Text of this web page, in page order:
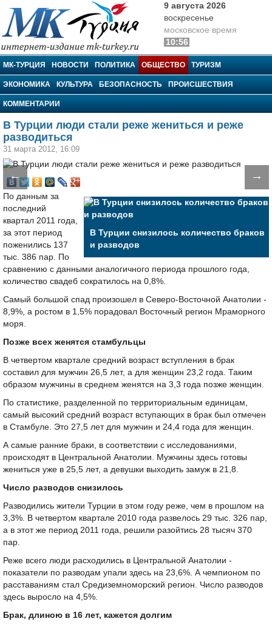
МК-Турция
9 августа 2026
воскресенье
московское время
10:56
МК-ТУРЦИЯ НОВОСТИ ПОЛИТИКА ОБЩЕСТВО ТУРИЗМ
ЭКОНОМИКА КУЛЬТУРА БЕЗОПАСНОСТЬ ПРОИСШЕСТВИЯ
КОММЕНТАРИИ
В Турции люди стали реже жениться и реже
разводиться
31 марта 2012, 16:09
← →
В Турции снизилось количество браков
и разводов
По данным за
последний
квартал 2011 года,
за этот период
поженились 137
тыс. 386 пар. По
сравнению с данными аналогичного периода прошлого года,
количество свадеб сократилось на 0,8%.
Самый большой спад произошел в Северо-Восточной Анатолии -
8,9%, а ростом в 1,5% порадовал Восточный регион Мраморного
моря.
Позже всех женятся стамбульцы
В четвертом квартале средний возраст вступления в брак
составил для мужчин 26,5 лет, а для женщин 23,2 года. Таким
образом мужчины в среднем женятся на 3,3 года позже женщин.
По статистике, разделенной по территориальным единицам,
самый высокий средний возраст вступающих в брак был отмечен
в Стамбуле. Это 27,5 лет для мужчин и 24,4 года для женщин.
А самые ранние браки, в соответствии с исследованиями,
происходят в Центральной Анатолии. Мужчины здесь готовы
жениться уже в 25,5 лет, а девушки выходить замуж в 21,8.
Число разводов снизилось
Разводились жители Турции в этом году реже, чем в прошлом на
3,3%. В четвертом квартале 2010 года развелось 29 тыс. 326 пар,
а в этот же период 2011 года, решили разойтись 28 тысяч 370
пар.
Реже всего люди расходились в Центральной Анатолии -
показатели по разводам упали здесь на 23,6%. А чемпионом по
расставаниям стал Средиземноморский регион. Число разводов
здесь выросло на 4,5%.
Брак, длиною в 16 лет, кажется долгим